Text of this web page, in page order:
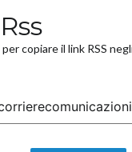
copiare il link RSS